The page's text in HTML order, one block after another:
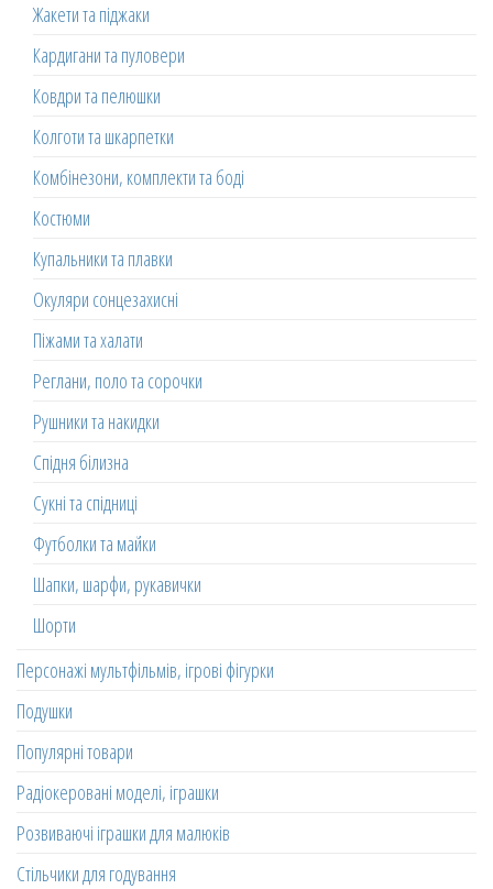
Жакети та піджаки
Кардигани та пуловери
Ковдри та пелюшки
Колготи та шкарпетки
Комбінезони, комплекти та боді
Костюми
Купальники та плавки
Окуляри сонцезахисні
Піжами та халати
Реглани, поло та сорочки
Рушники та накидки
Спідня білизна
Сукні та спідниці
Футболки та майки
Шапки, шарфи, рукавички
Шорти
Персонажі мультфільмів, ігрові фігурки
Подушки
Популярні товари
Радіокеровані моделі, іграшки
Розвиваючі іграшки для малюків
Стільчики для годування